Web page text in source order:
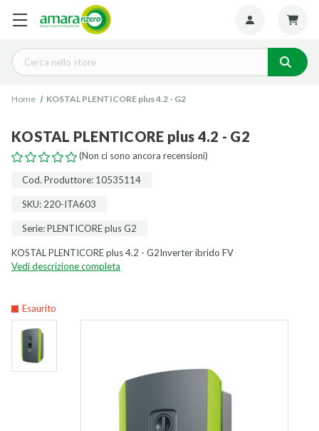
Cerca
Home KOSTAL PLENTICORE plus 4.2 - G2
KOSTAL PLENTICORE plus 4.2 - G2
(Non ci sono ancora recensioni)
Cod. Produttore: 10535114
SKU: 220-ITA603
Serie: PLENTICORE plus G2
KOSTAL PLENTICORE plus 4.2 - G2Inverter ibrido FV
Vedi descrizione completa
Esaurito